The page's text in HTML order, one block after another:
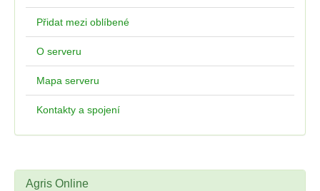
Přidat mezi oblíbené
O serveru
Mapa serveru
Kontakty a spojení
Agris Online